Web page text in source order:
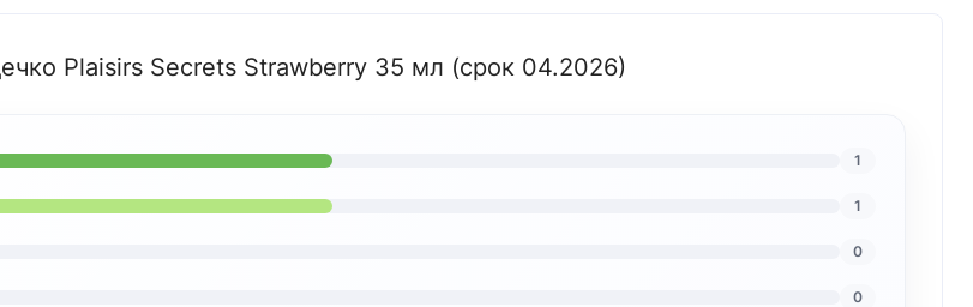
Plaisirs Secrets Strawberry 35 мл (срок 04.2026)
1
1
0
0